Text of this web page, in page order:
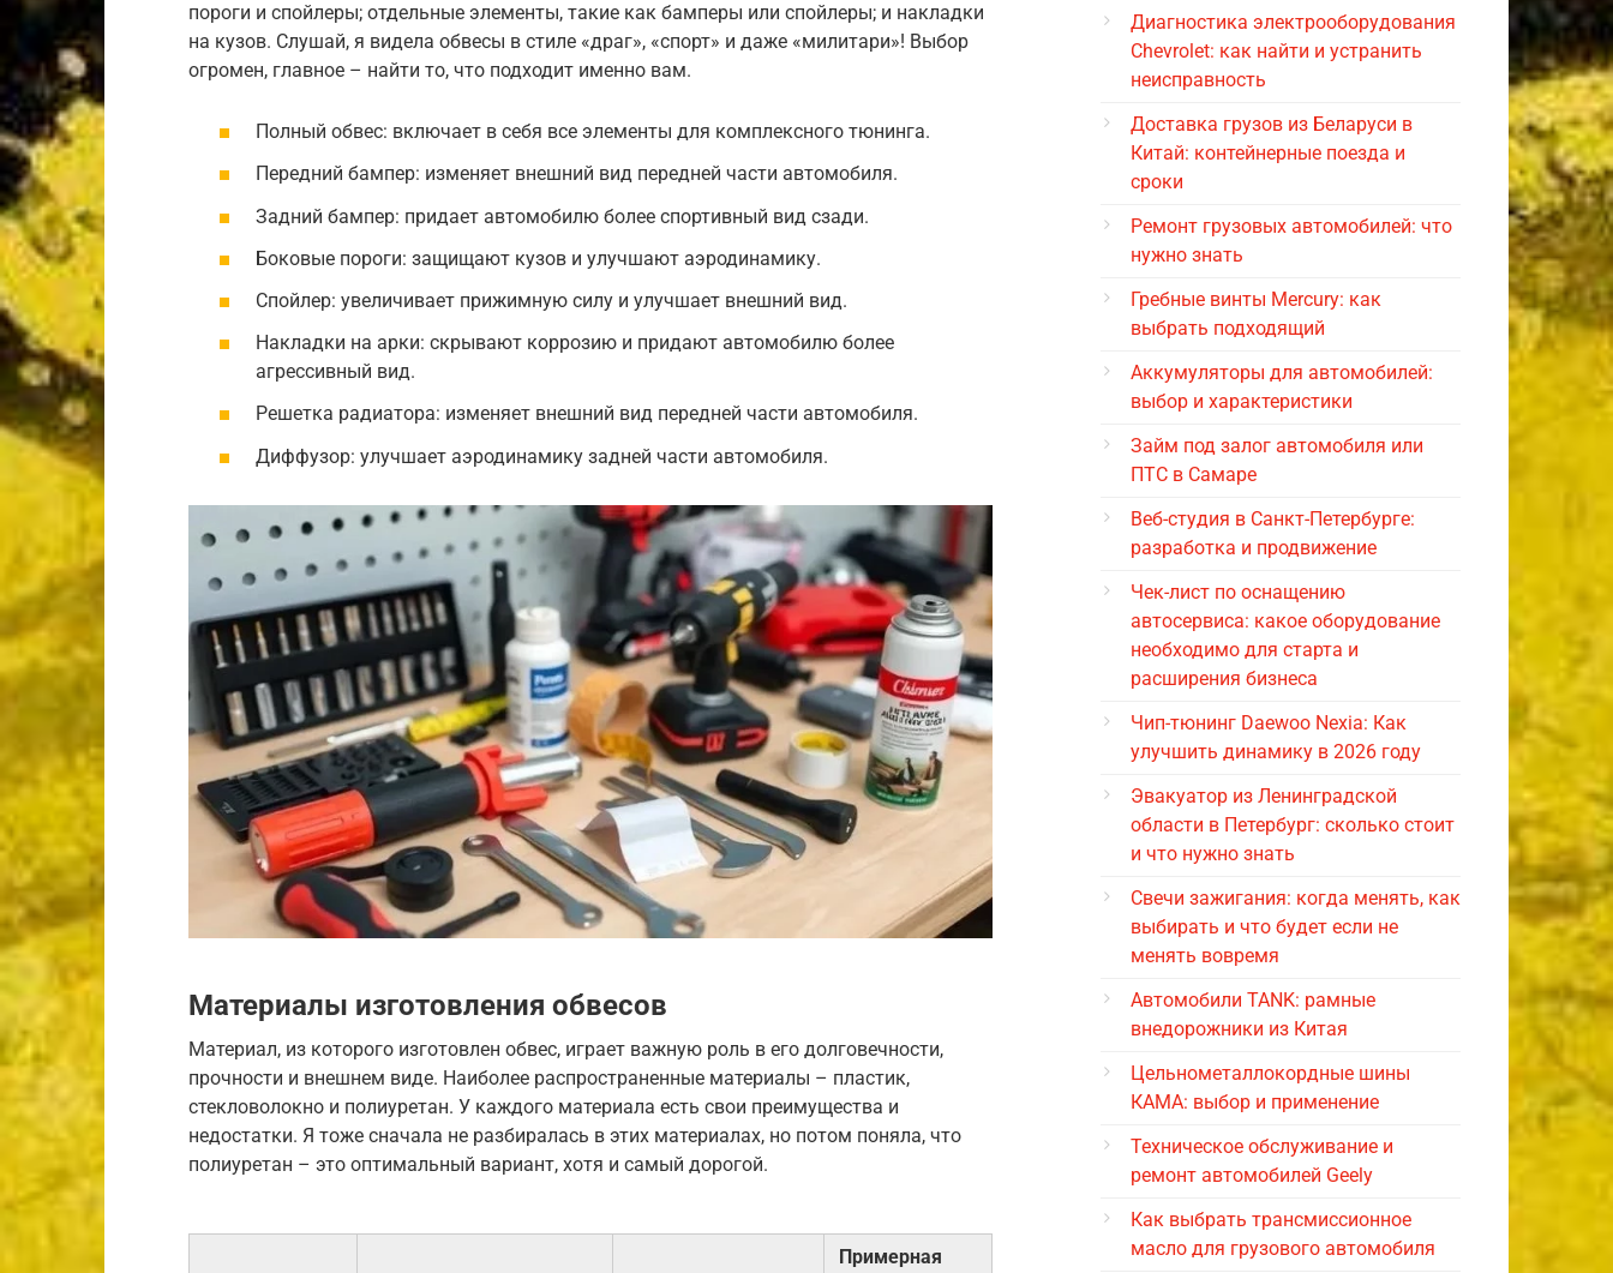
пороги и спойлеры; отдельные элементы, такие как бамперы или спойлеры; и накладки
на кузов. Слушай, я видела обвесы в стиле «драг», «спорт» и даже «милитари»! Выбор
огромен, главное – найти то, что подходит именно вам.
Полный обвес: включает в себя все элементы для комплексного тюнинга.
Передний бампер: изменяет внешний вид передней части автомобиля.
Задний бампер: придает автомобилю более спортивный вид сзади.
Боковые пороги: защищают кузов и улучшают аэродинамику.
Спойлер: увеличивает прижимную силу и улучшает внешний вид.
Накладки на арки: скрывают коррозию и придают автомобилю более
агрессивный вид.
Решетка радиатора: изменяет внешний вид передней части автомобиля.
Диффузор: улучшает аэродинамику задней части автомобиля.
Материалы изготовления обвесов
Материал, из которого изготовлен обвес, играет важную роль в его долговечности,
прочности и внешнем виде. Наиболее распространенные материалы – пластик,
стекловолокно и полиуретан. У каждого материала есть свои преимущества и
недостатки. Я тоже сначала не разбиралась в этих материалах, но потом поняла, что
полиуретан – это оптимальный вариант, хотя и самый дорогой.
Примерная
Диагностика электрооборудования
Chevrolet: как найти и устранить
неисправность
Доставка грузов из Беларуси в
Китай: контейнерные поезда и
сроки
Ремонт грузовых автомобилей: что
нужно знать
Гребные винты Mercury: как
выбрать подходящий
Аккумуляторы для автомобилей:
выбор и характеристики
Займ под залог автомобиля или
ПТС в Самаре
Веб-студия в Санкт-Петербурге:
разработка и продвижение
Чек-лист по оснащению
автосервиса: какое оборудование
необходимо для старта и
расширения бизнеса
Чип-тюнинг Daewoo Nexia: Как
улучшить динамику в 2026 году
Эвакуатор из Ленинградской
области в Петербург: сколько стоит
и что нужно знать
Свечи зажигания: когда менять, как
выбирать и что будет если не
менять вовремя
Автомобили TANK: рамные
внедорожники из Китая
Цельнометаллокордные шины
КАМА: выбор и применение
Техническое обслуживание и
ремонт автомобилей Geely
Как выбрать трансмиссионное
масло для грузового автомобиля